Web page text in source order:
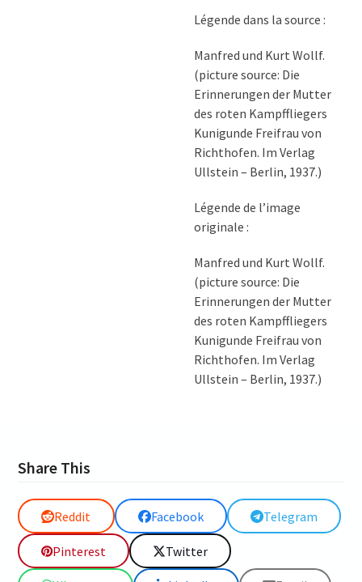
Légende dans la source :
Manfred und Kurt Wollf.
(picture source: Die
Erinnerungen der Mutter
des roten Kampffliegers
Kunigunde Freifrau von
Richthofen. Im Verlag
Ullstein – Berlin, 1937.)
Légende de l’image
originale :
Manfred und Kurt Wollf.
(picture source: Die
Erinnerungen der Mutter
des roten Kampffliegers
Kunigunde Freifrau von
Richthofen. Im Verlag
Ullstein – Berlin, 1937.)
Share This
Reddit Facebook Telegram
Pinterest Twitter